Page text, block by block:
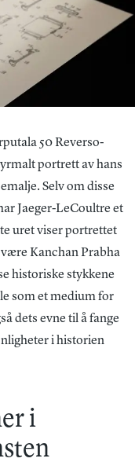
50 Reverso-
portrett av hans
Selv om disse
Jaeger-LeCoultre et
uret viser portrettet
Kanchan Prabha
historiske stykkene
som et medium for
dets evne til å fange
i historien
i